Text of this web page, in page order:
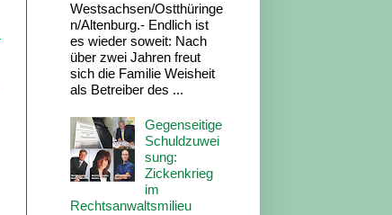
Westsachsen/Ostthüringe
n/Altenburg.- Endlich ist
es wieder soweit: Nach
über zwei Jahren freut
sich die Familie Weisheit
als Betreiber des ...
Gegenseitige
Schuldzuwei
sung:
Zickenkrieg
im
Rechtsanwaltsmilieu